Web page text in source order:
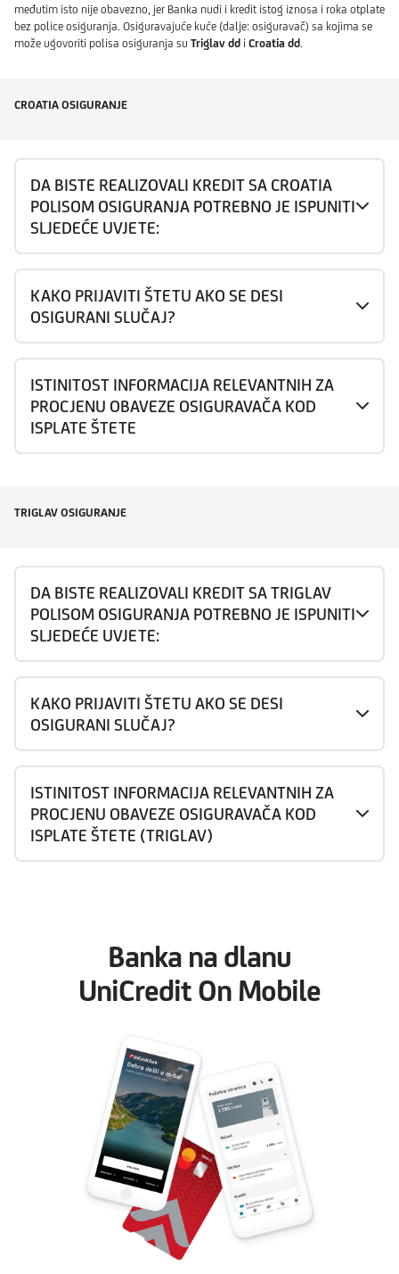
međutim isto nije obavezno, jer Banka nudi i kredit istog iznosa i roka otplate
bez police osiguranja. Osiguravajuće kuće (dalje: osiguravač) sa kojima se
može ugovoriti polisa osiguranja su Triglav dd i Croatia dd.
CROATIA OSIGURANJE
DA BISTE REALIZOVALI KREDIT SA CROATIA
POLISOM OSIGURANJA POTREBNO JE ISPUNITI
SLJEDEĆE UVJETE:
KAKO PRIJAVITI ŠTETU AKO SE DESI
OSIGURANI SLUČAJ?
ISTINITOST INFORMACIJA RELEVANTNIH ZA
PROCJENU OBAVEZE OSIGURAVAČA KOD
ISPLATE ŠTETE
TRIGLAV OSIGURANJE
DA BISTE REALIZOVALI KREDIT SA TRIGLAV
POLISOM OSIGURANJA POTREBNO JE ISPUNITI
SLJEDEĆE UVJETE:
KAKO PRIJAVITI ŠTETU AKO SE DESI
OSIGURANI SLUČAJ?
ISTINITOST INFORMACIJA RELEVANTNIH ZA
PROCJENU OBAVEZE OSIGURAVAČA KOD
ISPLATE ŠTETE (TRIGLAV)
Banka na dlanu
UniCredit On Mobile